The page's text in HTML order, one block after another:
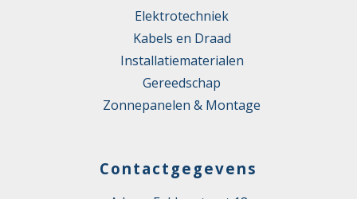
Elektrotechniek
Kabels en Draad
Installatiematerialen
Gereedschap
Zonnepanelen & Montage
Contactgegevens